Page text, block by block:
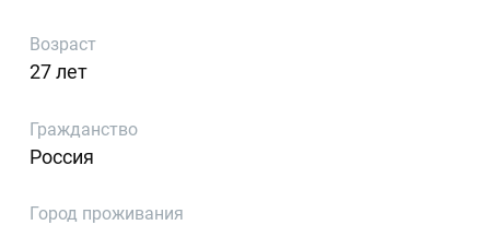
Возраст
27 лет
Гражданство
Россия
Город проживания